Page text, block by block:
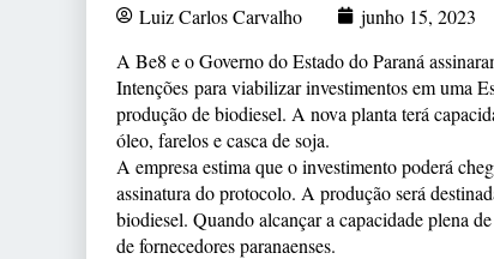
Luiz Carlos Carvalho junho 15, 2023
A Be8 e o Governo do Estado do Paraná
Intenções para viabilizar investimentos em uma
produção de biodiesel. A nova planta terá
óleo, farelos e casca de soja.
A empresa estima que o investimento poderá
assinatura do protocolo. A produção será
biodiesel. Quando alcançar a capacidade plena
de fornecedores paranaenses.